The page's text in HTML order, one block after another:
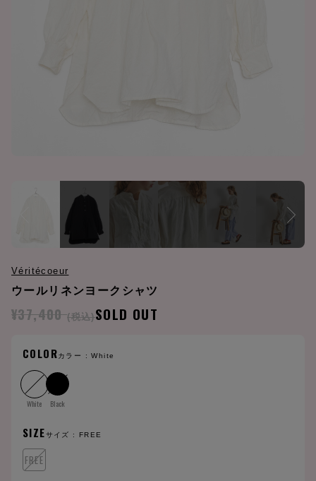
Véritécoeur
ウールリネンヨークシャツ
¥37,400 (税込)SOLD OUT
COLORカラー :White
White Black
SIZEサイズ : FREE
FREE